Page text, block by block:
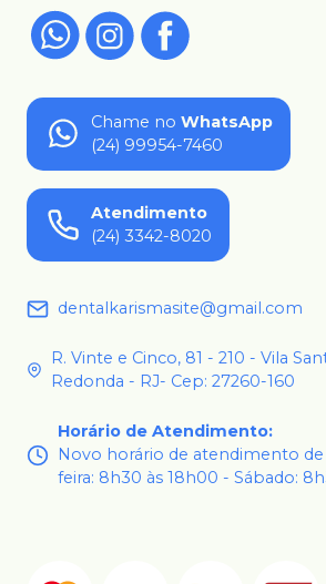
Chame no WhatsApp
(24) 99954-7460
Atendimento
(24) 3342-8020
dentalkarismasite@gmail.com
R. Vinte e Cinco, 81 - 210 - Vila
Redonda - RJ- Cep: 27260-160
Horário de Atendimento:
Novo horário de atendimento de
feira: 8h30 às 18h00 - Sábado: